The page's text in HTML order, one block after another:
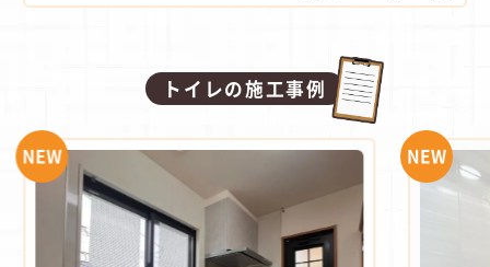
トイレの施工事例
NEW NEW